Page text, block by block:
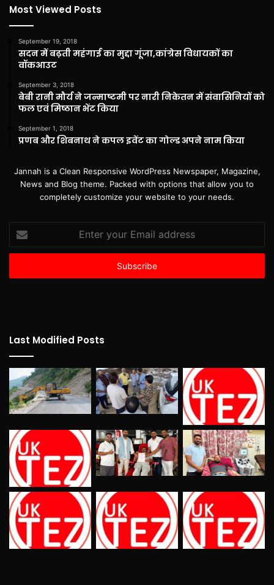
Most Viewed Posts
September 19, 2018
सदन में बढ़ती महंगाई का मुद्दा गूंजा,कांग्रेस विधायकों का
वॉकआउट
September 3, 2018
बेबी रानी मौर्य ने जन्माष्टमी पर नारी निकेतन में संवासिनियों को
फल एवं मिष्ठान भेंट किया
September 1, 2018
प्रणब और शिबनाथ ने कपल इवेंट का गोल्ड अपने नाम किया
Jannah is a Clean Responsive WordPress Newspaper, Magazine,
News and Blog theme. Packed with options that allow you to
completely customize your website to your needs.
your
Email
Last Modified Posts